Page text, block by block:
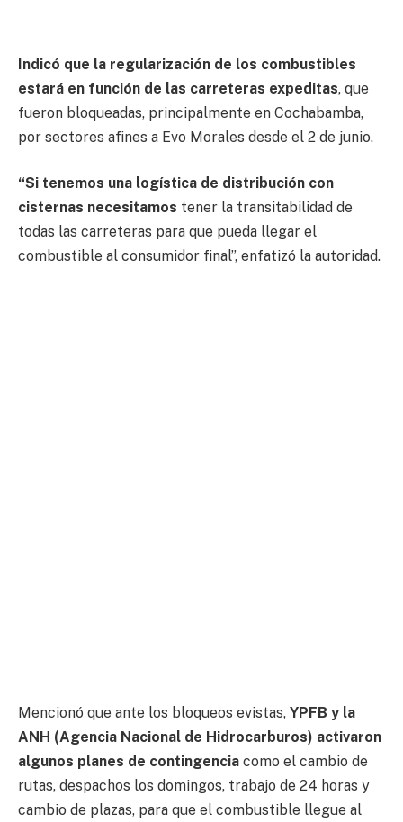
Indicó que la regularización de los combustibles
estará en función de las carreteras expeditas, que
fueron bloqueadas, principalmente en Cochabamba,
por sectores afines a Evo Morales desde el 2 de junio.
“Si tenemos una logística de distribución con
cisternas necesitamos tener la transitabilidad de
todas las carreteras para que pueda llegar el
combustible al consumidor final”, enfatizó la autoridad.
Mencionó que ante los bloqueos evistas, YPFB y la
ANH (Agencia Nacional de Hidrocarburos) activaron
algunos planes de contingencia como el cambio de
rutas, despachos los domingos, trabajo de 24 horas y
cambio de plazas, para que el combustible llegue al